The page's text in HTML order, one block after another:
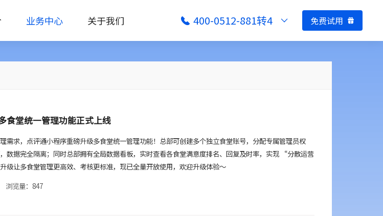
业务中心 关于我们 400-0512-881转4 免费试用
食堂统一管理功能正式上线
需求，点评通小程序重磅升级多食堂统一管理功能！总部可创建多个独立食堂账号，分配专属管理员权
数据完全隔离；同时总部拥有全局数据看板，实时查看各食堂满意度排名、回复及时率，实现 “分散运营
级让多食堂管理更高效、考核更标准，现已全量开放使用，欢迎升级体验～
浏览量：847